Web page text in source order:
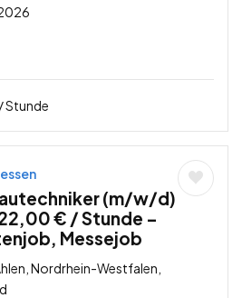
/ Stunde
(m/w/d)
€ / Stunde –
Messejob
Nordrhein-Westfalen,